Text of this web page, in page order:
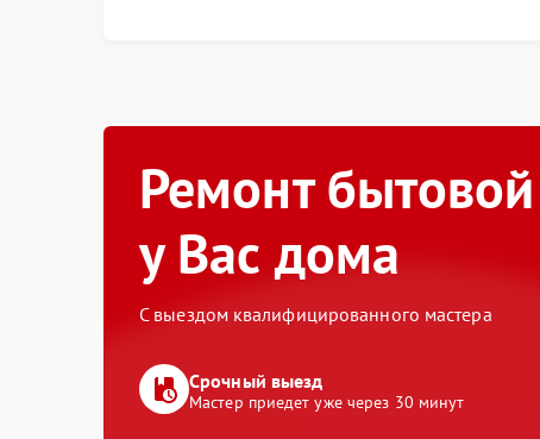
Ремонт
у Вас дома
С выездом квалифицированного мастера
Срочный выезд
Мастер приедет уже через 30 минут